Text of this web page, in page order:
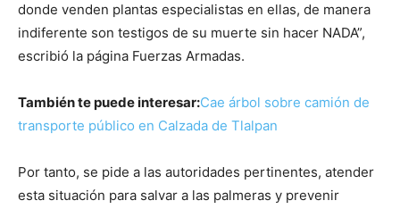
donde venden plantas especialistas en ellas, de manera
indiferente son testigos de su muerte sin hacer NADA”,
escribió la página Fuerzas Armadas.
También te puede interesar:Cae árbol sobre camión de
transporte público en Calzada de Tlalpan
Por tanto, se pide a las autoridades pertinentes, atender
esta situación para salvar a las palmeras y prevenir